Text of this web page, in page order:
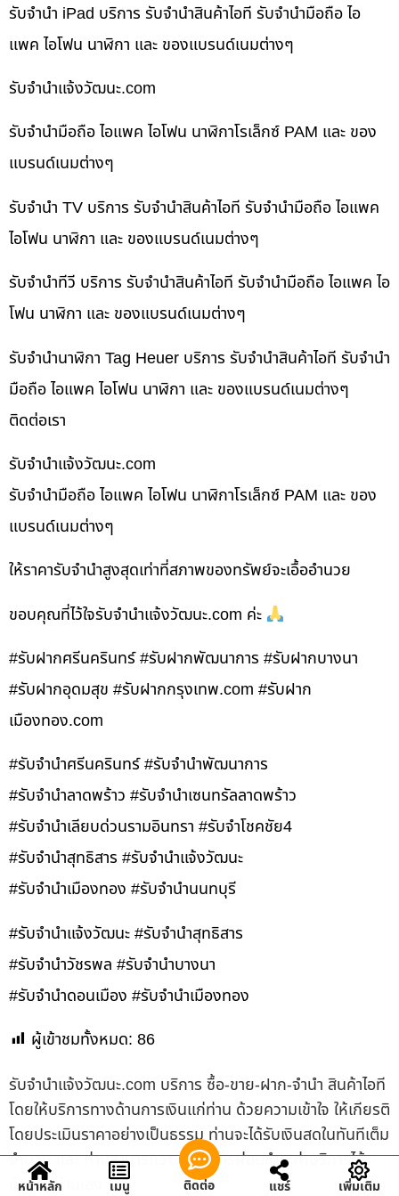
รับจำนำ iPad บริการ รับจำนำสินค้าไอที รับจำนำมือถือ ไอ
แพค ไอโฟน นาฬิกา และ ของแบรนด์เนมต่างๆ
รับจํานําแจ้งวัฒนะ.com
รับจำนำมือถือ ไอแพค ไอโฟน นาฬิกาโรเล็กซ์ PAM และ ของ
แบรนด์เนมต่างๆ
รับจำนำ TV บริการ รับจำนำสินค้าไอที รับจำนำมือถือ ไอแพค
ไอโฟน นาฬิกา และ ของแบรนด์เนมต่างๆ
รับจำนำทีวี บริการ รับจำนำสินค้าไอที รับจำนำมือถือ ไอแพค ไอ
โฟน นาฬิกา และ ของแบรนด์เนมต่างๆ
รับจำนำนาฬิกา Tag Heuer บริการ รับจำนำสินค้าไอที รับจำนำ
มือถือ ไอแพค ไอโฟน นาฬิกา และ ของแบรนด์เนมต่างๆ
ติดต่อเรา
รับจํานําแจ้งวัฒนะ.com
รับจำนำมือถือ ไอแพค ไอโฟน นาฬิกาโรเล็กซ์ PAM และ ของ
แบรนด์เนมต่างๆ
ให้ราคารับจำนำสูงสุดเท่าที่สภาพของทรัพย์จะเอื้ออำนวย
ขอบคุณที่ไว้ใจรับจำนำแจ้งวัฒนะ.com ค่ะ
#รับฝากศรีนครินทร์ #รับฝากพัฒนาการ #รับฝากบางนา
#รับฝากอุดมสุข #รับฝากกรุงเทพ.com #รับฝาก
เมืองทอง.com
#รับจำนำศรีนครินทร์ #รับจำนำพัฒนาการ
#รับจำนำลาดพร้าว #รับจำนำเซนทรัลลาดพร้าว
#รับจำนำเลียบด่วนรามอินทรา #รับจำโชคชัย4
#รับจำนำสุทธิสาร #รับจำนำแจ้งวัฒนะ
#รับจำนำเมืองทอง #รับจำนำนนทบุรี
#รับจำนำแจ้งวัฒนะ #รับจำนำสุทธิสาร
#รับจำนำวัชรพล #รับจำนำบางนา
#รับจำนำดอนเมือง #รับจำนำเมืองทอง
ผู้เข้าชมทั้งหมด: 86
รับจํานําแจ้งวัฒนะ.com บริการ ซื้อ-ขาย-ฝาก-จำนำ สินค้าไอที
โดยให้บริการทางด้านการเงินแก่ท่าน ด้วยความเข้าใจ ให้เกียรติ
โดยประเมินราคาอย่างเป็นธรรม ท่านจะได้รับเงินสดในทันทีเต็ม
จำนวน และ ท่านสามารถวางแผนการผ่อนชำระค่าบริการได้
ด้วยตัวท่านเอง
หน้าหลัก เมนู ติดต่อ แชร์ เพิ่มเติม